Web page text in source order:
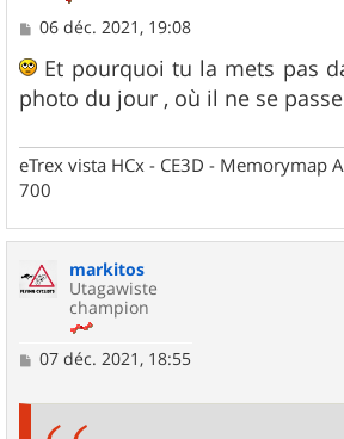
M
s
a
06 déc. 2021, 19:08
Et pourquoi tu la mets pas
photo du jour , où il ne se
eTrex vista HCx - CE3D - Memorymap
700
markitos
Utagawiste
champion
M
07 déc. 2021, 18:55